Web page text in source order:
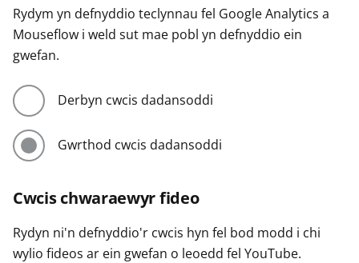
Rydym yn defnyddio teclynnau fel Google Analytics a
Mouseflow i weld sut mae pobl yn defnyddio ein
gwefan.
Derbyn cwcis dadansoddi
Gwrthod cwcis dadansoddi
Cwcis chwaraewyr fideo
Rydyn ni'n defnyddio'r cwcis hyn fel bod modd i chi
wylio fideos ar ein gwefan o leoedd fel YouTube.